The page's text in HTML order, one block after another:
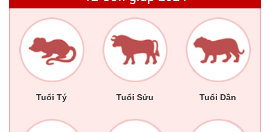
Tuổi Tý Tuổi Sửu Tuổi Dần